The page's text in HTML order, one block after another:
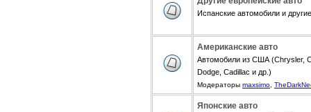
Испанские автомобили и
Американские авто
Автомобили из США (Chrysler,
Dodge, Cadillac и др.)
Модераторы maxsimo
Японские авто